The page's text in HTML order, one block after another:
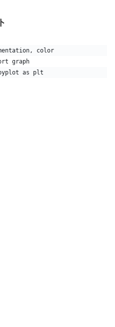
color
graph
as plt